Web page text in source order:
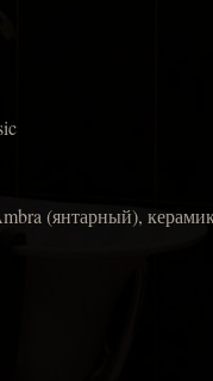
(янтарный),